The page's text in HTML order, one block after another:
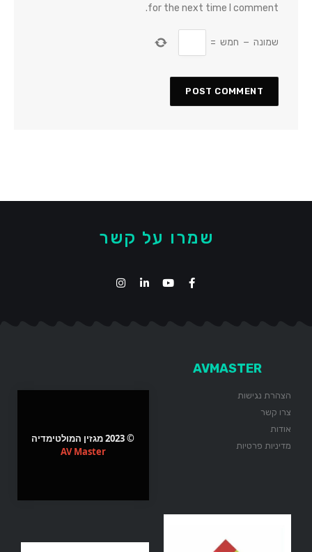
for the next time I comment.
שמונה − חמש =
שמרו על קשר
AVMASTER
הצהרת נגישות
צרו קשר
אודות
מדיניות פרטיות
© 2023 מגזין המולטימדיה
AV Master